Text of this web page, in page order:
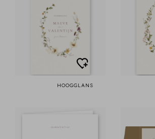
HOOGGLANS